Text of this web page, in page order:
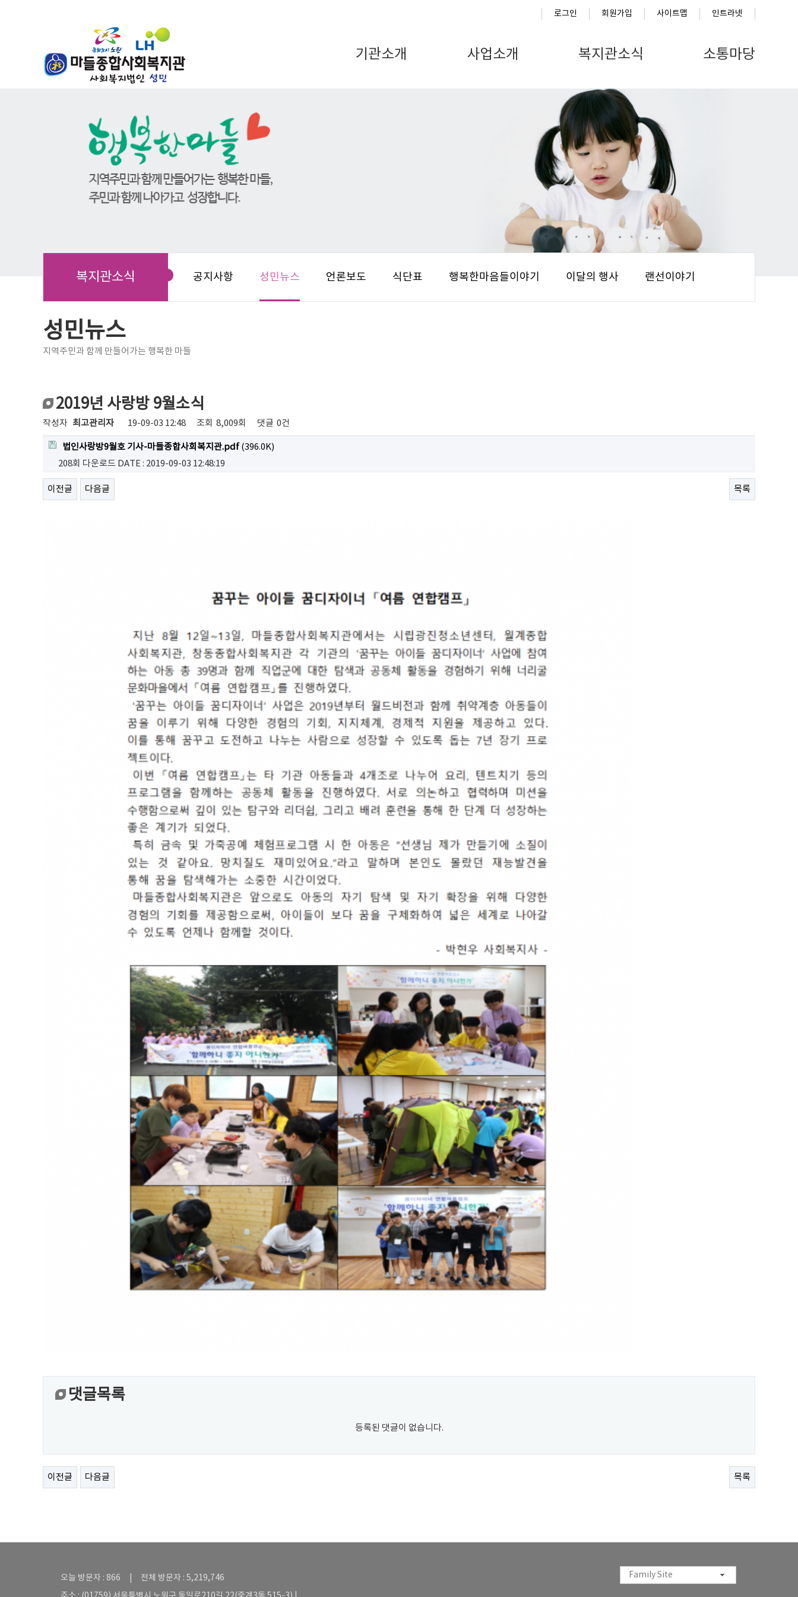
로그인 회원가입 사이트맵 인트라넷
기관소개 사업소개 복지관소식 소통마당
복지관소식 공지사항 성민뉴스 언론보도 식단표 행복한마음들이야기 이달의 행사 랜선이야기
성민뉴스
지역주민과 함께 만들어가는 행복한 마들
2019년 사랑방 9월소식
작성자 최고관리자 19-09-03 12:48 조회 8,009회 댓글 0건
법인사랑방9월호 기사-마들종합사회복지관.pdf (396.0K)
208회 다운로드 DATE : 2019-09-03 12:48:19
이전글 다음글 목록
댓글목록
등록된 댓글이 없습니다.
이전글 다음글 목록
오늘 방문자 : 866 | 전체 방문자 : 5,219,746
Family Site